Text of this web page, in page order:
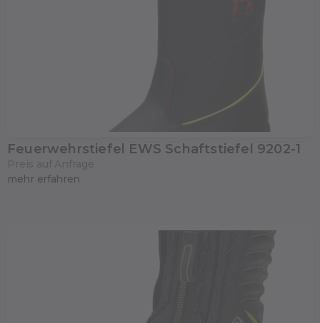
Feuerwehrstiefel EWS Schaftstiefel 9202-1
mehr erfahren